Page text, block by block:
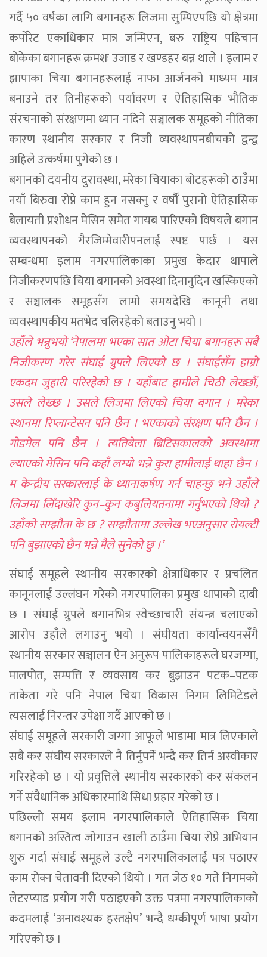
गर्दै ५० वर्षका लागि बगानहरू लिजमा सुम्पिएपछि यो क्षेत्रमा
कर्पोरेट एकाधिकार मात्र जन्मिएन, बरु राष्ट्रिय पहिचान
बोकेका बगानहरू क्रमशः उजाड र खण्डहर बन्न थाले । इलाम र
झापाका चिया बगानहरूलाई नाफा आर्जनको माध्यम मात्र
बनाउने तर तिनीहरूको पर्यावरण र ऐतिहासिक भौतिक
संरचनाको संरक्षणमा ध्यान नदिने सञ्चालक समूहको नीतिका
कारण स्थानीय सरकार र निजी व्यवस्थापनबीचको द्वन्द्व
अहिले उत्कर्षमा पुगेको छ ।
बगानको दयनीय दुरावस्था, मरेका चियाका बोटहरूको ठाउँमा
नयाँ बिरुवा रोप्ने काम हुन नसक्नु र वर्षौँ पुरानो ऐतिहासिक
बेलायती प्रशोधन मेसिन समेत गायब पारिएको विषयले बगान
व्यवस्थापनको गैरजिम्मेवारीपनलाई स्पष्ट पार्छ । यस
सम्बन्धमा इलाम नगरपालिकाका प्रमुख केदार थापाले
निजीकरणपछि चिया बगानको अवस्था दिनानुदिन खस्किएको
र सञ्चालक समूहसँग लामो समयदेखि कानूनी तथा
व्यवस्थापकीय मतभेद चलिरहेको बताउनु भयो ।
उहाँले भन्नुभयो ‘नेपालमा भएका सात ओटा चिया बगानहरू सबै
निजीकरण गरेर संघाई ग्रुपले लिएको छ । संघाईसँग हाम्रो
एकदम जुहारी परिरहेको छ । यहाँबाट हामीले चिठी लेख्छौँ,
उसले लेख्छ । उसले लिजमा लिएको चिया बगान । मरेका
स्थानमा रिप्लान्टेसन पनि छैन । भएकाको संरक्षण पनि छैन ।
गोडमेल पनि छैन । त्यतिबेला ब्रिटिसकालको अवस्थामा
ल्याएको मेसिन पनि कहाँ लग्यो भन्ने कुरा हामीलाई थाहा छैन ।
म केन्द्रीय सरकारलाई के ध्यानाकर्षण गर्न चाहन्छु भने उहाँले
लिजमा लिँदाखेरि कुन–कुन कबुलियतनामा गर्नुभएको थियो ?
उहाँको सम्झौता के छ ? सम्झौतामा उल्लेख भएअनुसार रोयल्टी
पनि बुझाएको छैन भन्ने मैले सुनेको छु ।’
संघाई समूहले स्थानीय सरकारको क्षेत्राधिकार र प्रचलित
कानूनलाई उल्लंघन गरेको नगरपालिका प्रमुख थापाको दाबी
छ । संघाई ग्रुपले बगानभित्र स्वेच्छाचारी संयन्त्र चलाएको
आरोप उहाँले लगाउनु भयो । संघीयता कार्यान्वयनसँगै
स्थानीय सरकार सञ्चालन ऐन अनुरूप पालिकाहरूले घरजग्गा,
मालपोत, सम्पत्ति र व्यवसाय कर बुझाउन पटक–पटक
ताकेता गरे पनि नेपाल चिया विकास निगम लिमिटेडले
त्यसलाई निरन्तर उपेक्षा गर्दै आएको छ ।
संघाई समूहले सरकारी जग्गा आफूले भाडामा मात्र लिएकाले
सबै कर संघीय सरकारले नै तिर्नुपर्ने भन्दै कर तिर्न अस्वीकार
गरिरहेको छ । यो प्रवृत्तिले स्थानीय सरकारको कर संकलन
गर्ने संवैधानिक अधिकारमाथि सिधा प्रहार गरेको छ ।
पछिल्लो समय इलाम नगरपालिकाले ऐतिहासिक चिया
बगानको अस्तित्व जोगाउन खाली ठाउँमा चिया रोप्ने अभियान
शुरु गर्दा संघाई समूहले उल्टै नगरपालिकालाई पत्र पठाएर
काम रोक्न चेतावनी दिएको थियो । गत जेठ १० गते निगमको
लेटरप्याड प्रयोग गरी पठाइएको उक्त पत्रमा नगरपालिकाको
कदमलाई ‘अनावश्यक हस्तक्षेप’ भन्दै धम्कीपूर्ण भाषा प्रयोग
गरिएको छ ।